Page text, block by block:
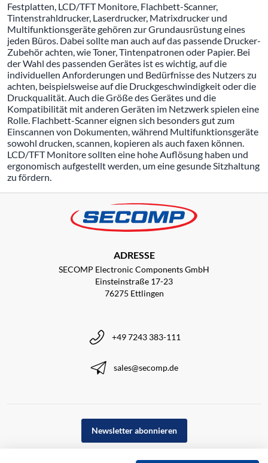
Festplatten, LCD/TFT Monitore, Flachbett-Scanner,
Tintenstrahldrucker, Laserdrucker, Matrixdrucker und
Multifunktionsgeräte gehören zur Grundausrüstung eines
jeden Büros. Dabei sollte man auch auf das passende Drucker-
Zubehör achten, wie Toner, Tintenpatronen oder Papier. Bei
der Wahl des passenden Gerätes ist es wichtig, auf die
individuellen Anforderungen und Bedürfnisse des Nutzers zu
achten, beispielsweise auf die Druckgeschwindigkeit oder die
Druckqualität. Auch die Größe des Gerätes und die
Kompatibilität mit anderen Geräten im Netzwerk spielen eine
Rolle. Flachbett-Scanner eignen sich besonders gut zum
Einscannen von Dokumenten, während Multifunktionsgeräte
sowohl drucken, scannen, kopieren als auch faxen können.
LCD/TFT Monitore sollten eine hohe Auflösung haben und
ergonomisch aufgestellt werden, um eine gesunde Sitzhaltung
zu fördern.
ADRESSE
SECOMP Electronic Components GmbH
Einsteinstraße 17-23
76275 Ettlingen
+49 7243 383-111
sales@secomp.de
Newsletter abonnieren